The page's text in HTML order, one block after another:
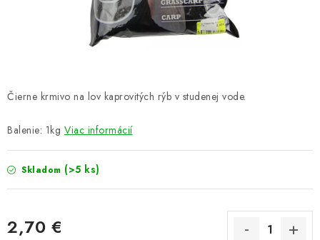
PRÚTY
KONTAKTY
ZNAČKY
Čierne krmivo na lov kaprovitých rýb v studenej vode.
Balenie: 1kg Viac informácií
Skladom (>5 ks)
2,70 €